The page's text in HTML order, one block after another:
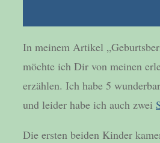
In meinem Artikel
möchte ich Dir von meinen
erzählen. Ich habe 5
und leider habe ich auch zwei
Die ersten beiden Kinder